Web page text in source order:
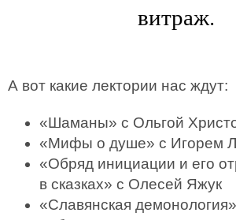
витраж.
А вот какие лектории нас ждут:
«Шаманы» с Ольгой
«Мифы о душе» с Игорем
«Обряд инициации и его
в сказках» с Олесей Яжук
«Славянская